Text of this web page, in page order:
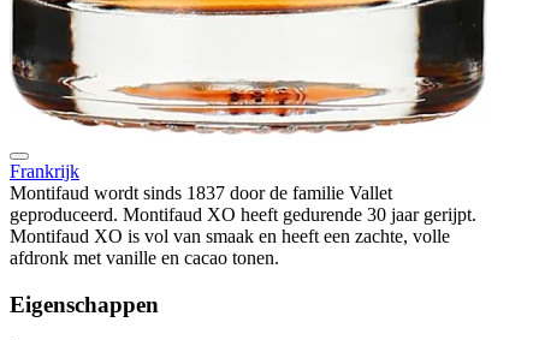
Frankrijk
Montifaud wordt sinds 1837 door de familie Vallet
geproduceerd. Montifaud XO heeft gedurende 30 jaar gerijpt.
Montifaud XO is vol van smaak en heeft een zachte, volle
afdronk met vanille en cacao tonen.
Eigenschappen